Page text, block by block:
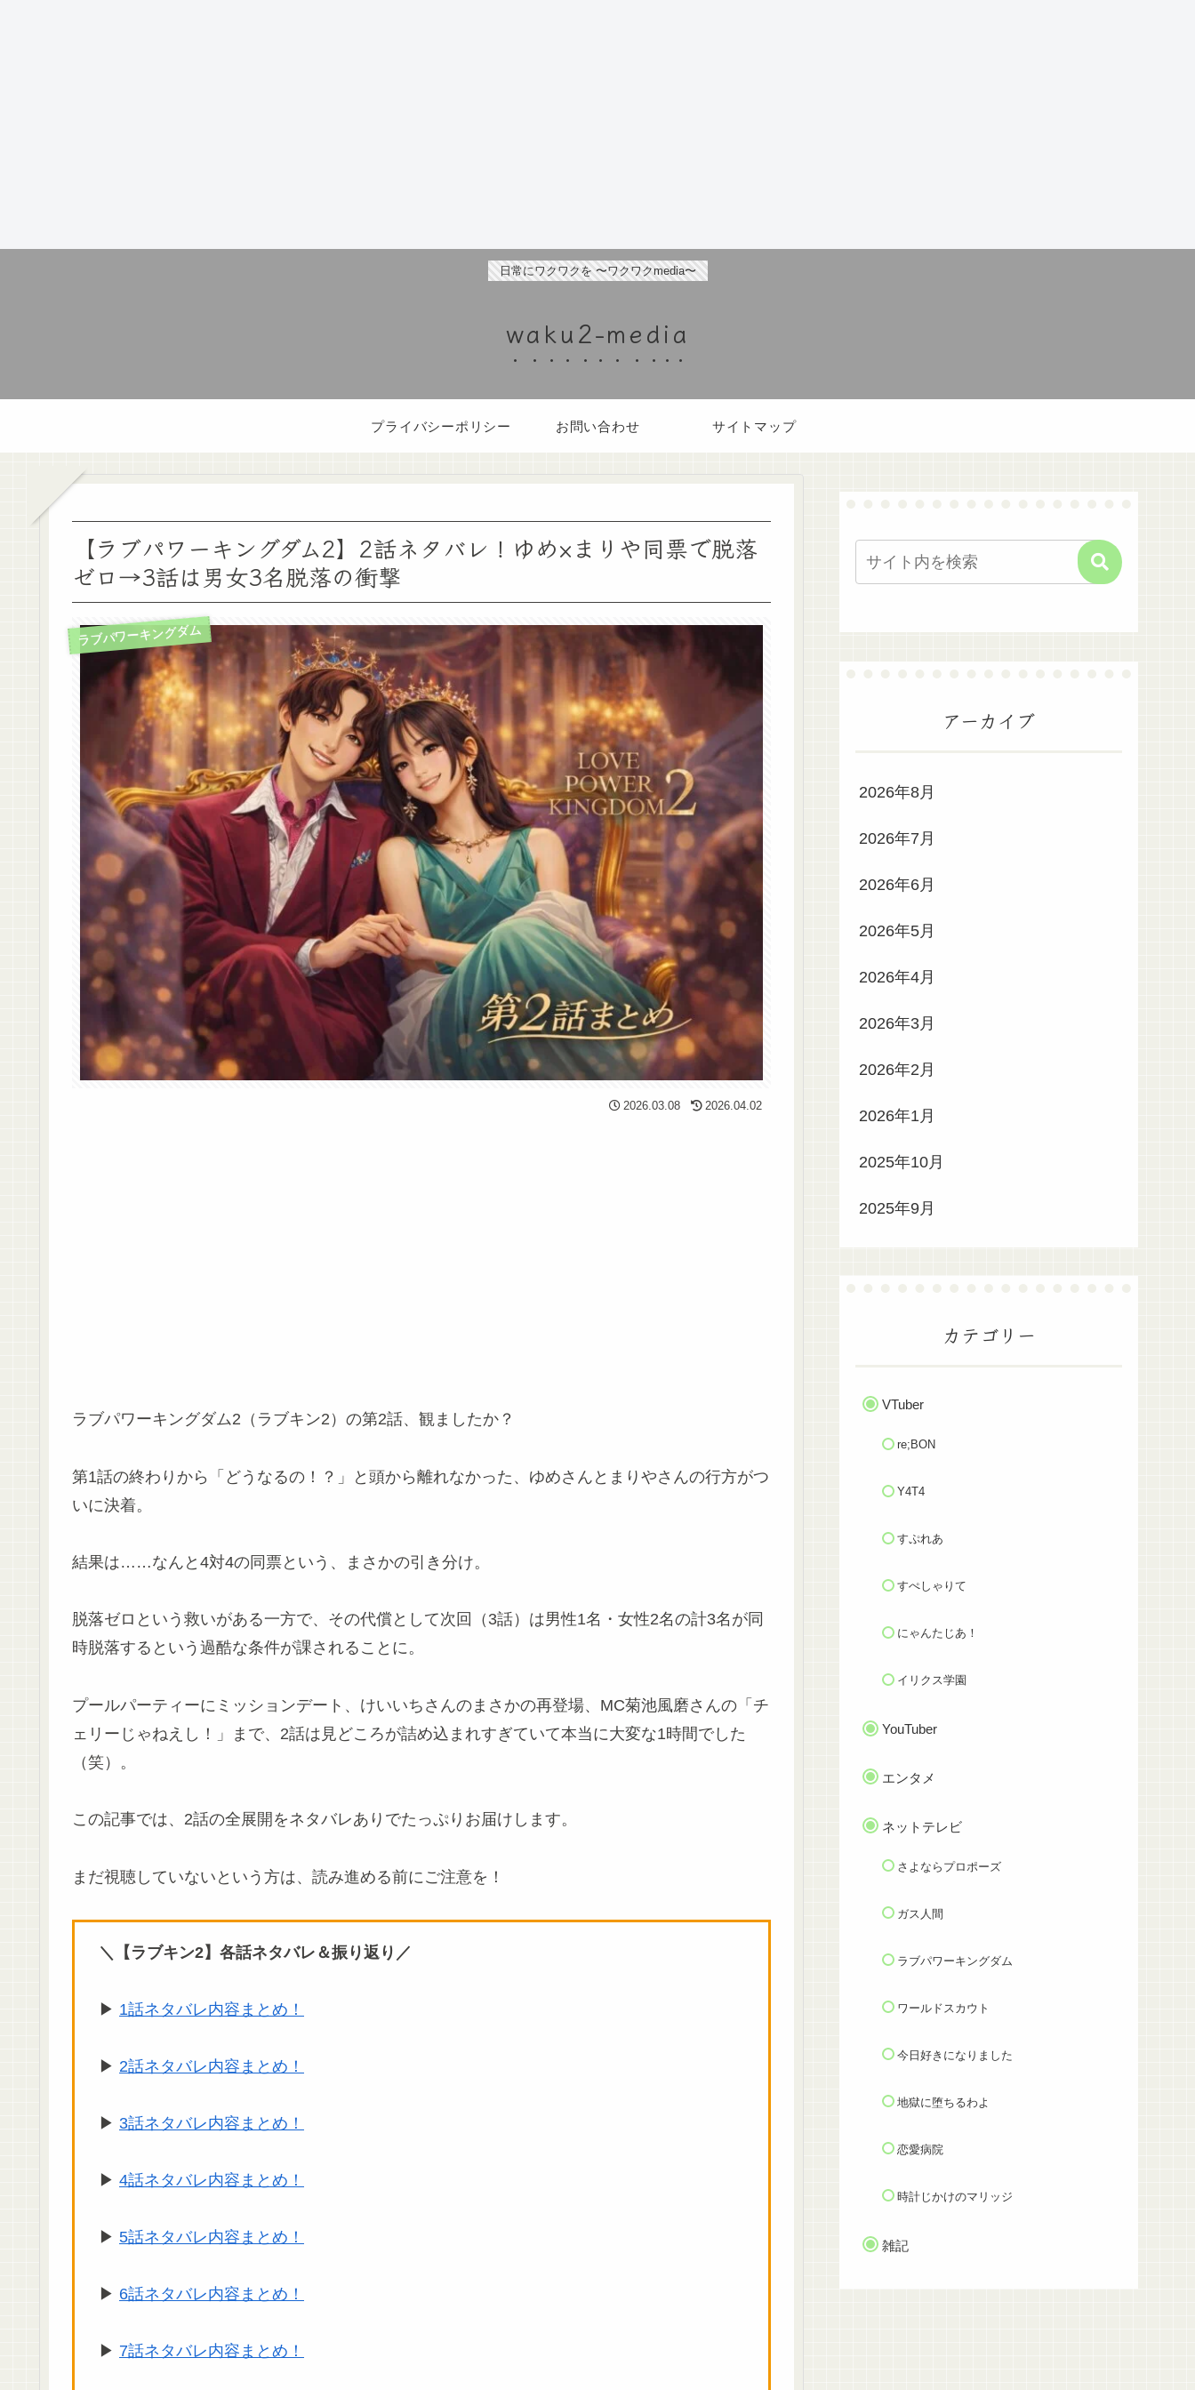
日常にワクワクを 〜ワクワクmedia〜
waku2-media
プライバシーポリシー お問い合わせ サイトマップ
【ラブパワーキングダム2】2話ネタバレ！ゆめ×まりや同票で脱落
ゼロ→3話は男女3名脱落の衝撃
ラブパワーキングダム
2026.03.08 2026.04.02
ラブパワーキングダム2（ラブキン2）の第2話、観ましたか？
第1話の終わりから「どうなるの！？」と頭から離れなかった、ゆめさんとまりやさんの行方がつ
いに決着。
結果は……なんと4対4の同票という、まさかの引き分け。
脱落ゼロという救いがある一方で、その代償として次回（3話）は男性1名・女性2名の計3名が同
時脱落するという過酷な条件が課されることに。
プールパーティーにミッションデート、けいいちさんのまさかの再登場、MC菊池風磨さんの「チ
ェリーじゃねえし！」まで、2話は見どころが詰め込まれすぎていて本当に大変な1時間でした
（笑）。
この記事では、2話の全展開をネタバレありでたっぷりお届けします。
まだ視聴していないという方は、読み進める前にご注意を！
＼【ラブキン2】各話ネタバレ＆振り返り／
▶︎ 1話ネタバレ内容まとめ！
▶︎ 2話ネタバレ内容まとめ！
▶︎ 3話ネタバレ内容まとめ！
▶︎ 4話ネタバレ内容まとめ！
▶︎ 5話ネタバレ内容まとめ！
▶︎ 6話ネタバレ内容まとめ！
▶︎ 7話ネタバレ内容まとめ！
アーカイブ
2026年8月
2026年7月
2026年6月
2026年5月
2026年4月
2026年3月
2026年2月
2026年1月
2025年10月
2025年9月
カテゴリー
VTuber
re;BON
Y4T4
すぷれあ
すぺしゃりて
にゃんたじあ！
イリクス学園
YouTuber
エンタメ
ネットテレビ
さよならプロポーズ
ガス人間
ラブパワーキングダム
ワールドスカウト
今日好きになりました
地獄に堕ちるわよ
恋愛病院
時計じかけのマリッジ
雑記